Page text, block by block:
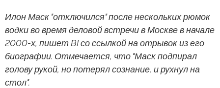
Илон Маск "отключился" после нескольких рюмок
водки во время деловой встречи в Москве в начале
2000-х, пишет BI со ссылкой на отрывок из его
биографии. Отмечается, что "Маск подпирал
голову рукой, но потерял сознание, и рухнул на
стол".